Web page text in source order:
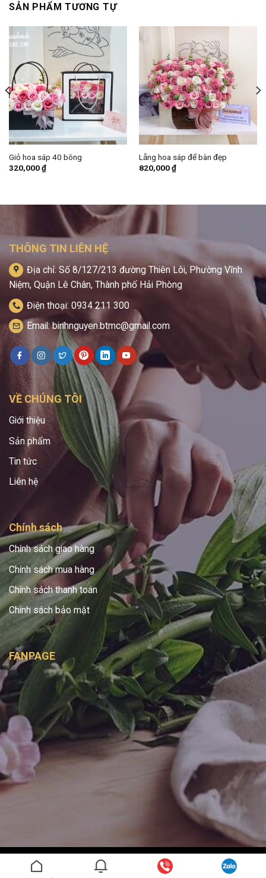
SẢN PHẨM TƯƠNG TỰ
Giỏ hoa sáp 40 bông
320,000₫
Lẵng hoa sáp để bàn đẹp
820,000₫
THÔNG TIN LIÊN HỆ
Địa chỉ: Số 8/127/213 đường Thiên Lôi, Phường Vĩnh
Niệm, Quận Lê Chân, Thành phố Hải Phòng
Điện thoại: 0934 211 300
Email: binhnguyen.btmc@gmail.com
VỀ CHÚNG TÔI
Giới thiệu
Sản phẩm
Tin tức
Liên hệ
Chính sách
Chính sách giao hàng
Chính sách mua hàng
Chính sách thanh toán
Chính sách bảo mật
FANPAGE
Copyright 2026 © Bình Handmade - Được phát triển bởiSAGO